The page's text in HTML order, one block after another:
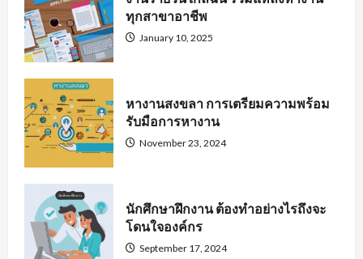
ทุกสาขาอาชีพ
January 10, 2025
หางานสงขลา การเตรียมความพร้อม
รับมือการหางาน
November 23, 2024
นักศึกษาฝึกงาน ต้องทำอย่างไรถึงจะ
โดนใจองค์กร
September 17, 2024